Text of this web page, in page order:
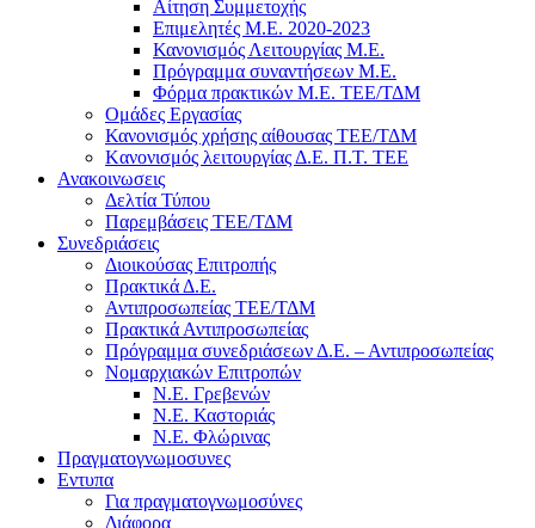
Αίτηση Συμμετοχής
Επιμελητές Μ.Ε. 2020-2023
Κανονισμός Λειτουργίας Μ.Ε.
Πρόγραμμα συναντήσεων M.E.
Φόρμα πρακτικών Μ.Ε. ΤΕΕ/ΤΔΜ
Ομάδες Εργασίας
Κανονισμός χρήσης αίθουσας ΤΕΕ/ΤΔΜ
Kανονισμός λειτουργίας Δ.Ε. Π.Τ. ΤΕΕ
Ανακοινωσεις
Δελτία Τύπου
Παρεμβάσεις ΤΕΕ/ΤΔΜ
Συνεδριάσεις
Διοικούσας Επιτροπής
Πρακτικά Δ.Ε.
Αντιπροσωπείας ΤΕΕ/ΤΔΜ
Πρακτικά Αντιπροσωπείας
Πρόγραμμα συνεδριάσεων Δ.Ε. – Αντιπροσωπείας
Νομαρχιακών Επιτροπών
Ν.Ε. Γρεβενών
Ν.Ε. Καστοριάς
Ν.Ε. Φλώρινας
Πραγματογνωμοσυνες
Εντυπα
Για πραγματογνωμοσύνες
Διάφορα